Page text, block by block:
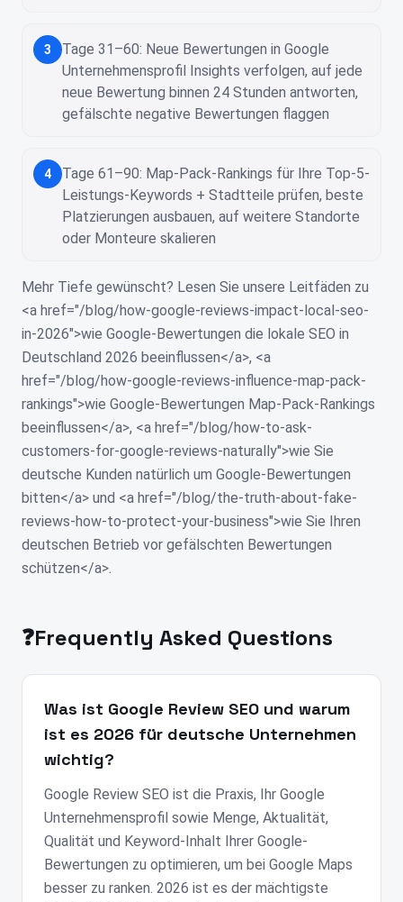
3
Tage 31–60: Neue Bewertungen in Google
Unternehmensprofil Insights verfolgen, auf jede
neue Bewertung binnen 24 Stunden antworten,
gefälschte negative Bewertungen flaggen
4
Tage 61–90: Map-Pack-Rankings für Ihre Top-5-
Leistungs-Keywords + Stadtteile prüfen, beste
Platzierungen ausbauen, auf weitere Standorte
oder Monteure skalieren
Mehr Tiefe gewünscht? Lesen Sie unsere Leitfäden zu
<a href="/blog/how-google-reviews-impact-local-seo-
in-2026">wie Google-Bewertungen die lokale SEO in
Deutschland 2026 beeinflussen</a>, <a
href="/blog/how-google-reviews-influence-map-pack-
rankings">wie Google-Bewertungen Map-Pack-Rankings
beeinflussen</a>, <a href="/blog/how-to-ask-
customers-for-google-reviews-naturally">wie Sie
deutsche Kunden natürlich um Google-Bewertungen
bitten</a> und <a href="/blog/the-truth-about-fake-
reviews-how-to-protect-your-business">wie Sie Ihren
deutschen Betrieb vor gefälschten Bewertungen
schützen</a>.
❓Frequently Asked Questions
Was ist Google Review SEO und warum
ist es 2026 für deutsche Unternehmen
wichtig?
Google Review SEO ist die Praxis, Ihr Google
Unternehmensprofil sowie Menge, Aktualität,
Qualität und Keyword-Inhalt Ihrer Google-
Bewertungen zu optimieren, um bei Google Maps
besser zu ranken. 2026 ist es der mächtigste